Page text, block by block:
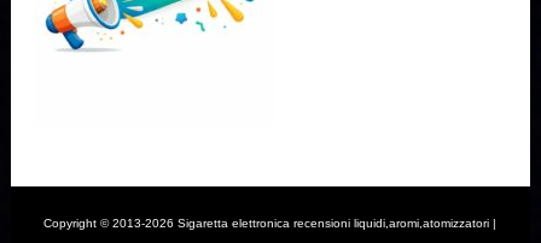
Copyright © 2013-2026 Sigaretta elettronica recensioni liquidi,aromi,atomizzatori |